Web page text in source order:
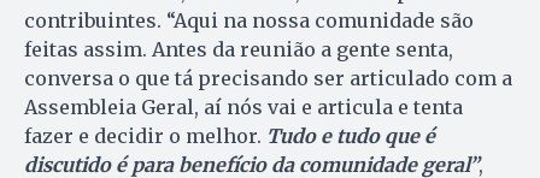
contribuintes. “Aqui na nossa comunidade são
feitas assim. Antes da reunião a gente senta,
conversa o que tá precisando ser articulado com a
Assembleia Geral, aí nós vai e articula e tenta
fazer e decidir o melhor. Tudo e tudo que é
discutido é para benefício da comunidade geral”,